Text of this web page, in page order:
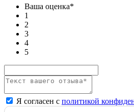
Ваша оценка*
1
2
3
4
5
Я согласен с политикой